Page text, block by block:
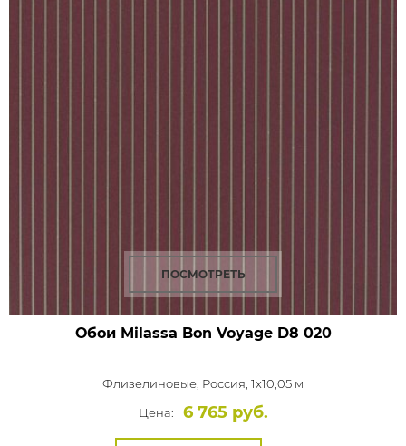
ПОСМОТРЕТЬ
Обои Milassa Bon VoyageD8 020
Флизелиновые, Россия, 1x10,05 м
Цена:
6 765 руб.